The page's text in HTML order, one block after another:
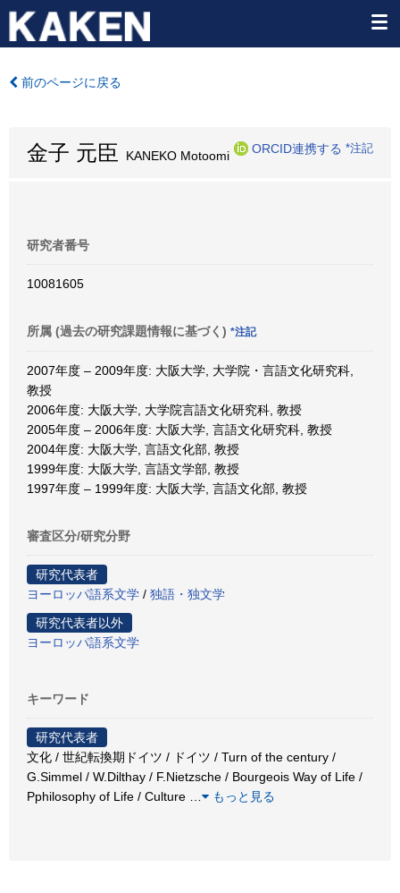
前のページに戻る
金子 元臣 KANEKO Motoomi
ORCID連携する *注記
研究者番号
10081605
所属 (過去の研究課題情報に基づく) *注記
2007年度 – 2009年度: 大阪大学, 大学院・言語文化研究科,
教授
2006年度: 大阪大学, 大学院言語文化研究科, 教授
2005年度 – 2006年度: 大阪大学, 言語文化研究科, 教授
2004年度: 大阪大学, 言語文化部, 教授
1999年度: 大阪大学, 言語文学部, 教授
1997年度 – 1999年度: 大阪大学, 言語文化部, 教授
審査区分/研究分野
研究代表者
ヨーロッパ語系文学 / 独語・独文学
研究代表者以外
ヨーロッパ語系文学
キーワード
研究代表者
文化 / 世紀転換期ドイツ / ドイツ / Turn of the century /
G.Simmel / W.Dilthay / F.Nietzsche / Bourgeois Way of Life /
Pphilosophy of Life / Culture
もっと見る